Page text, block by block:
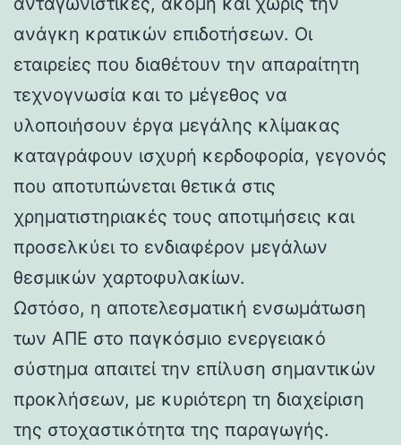
ανάγκη κρατικών επιδοτήσεων. Οι
εταιρείες που διαθέτουν την απαραίτητη
τεχνογνωσία και το μέγεθος να
υλοποιήσουν έργα μεγάλης κλίμακας
καταγράφουν ισχυρή κερδοφορία, γεγονός
που αποτυπώνεται θετικά στις
χρηματιστηριακές τους αποτιμήσεις και
προσελκύει το ενδιαφέρον μεγάλων
θεσμικών χαρτοφυλακίων.
Ωστόσο, η αποτελεσματική ενσωμάτωση
των ΑΠΕ στο παγκόσμιο ενεργειακό
σύστημα απαιτεί την επίλυση σημαντικών
προκλήσεων, με κυριότερη τη διαχείριση
της στοχαστικότητα της παραγωγής.